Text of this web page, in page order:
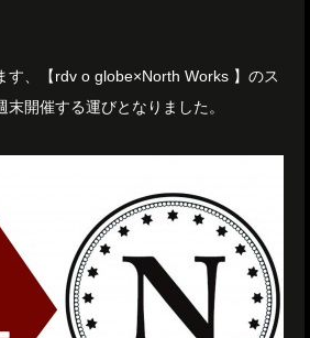
す、【rdv o globe×North Works 】のス
開催する運びとなりました。